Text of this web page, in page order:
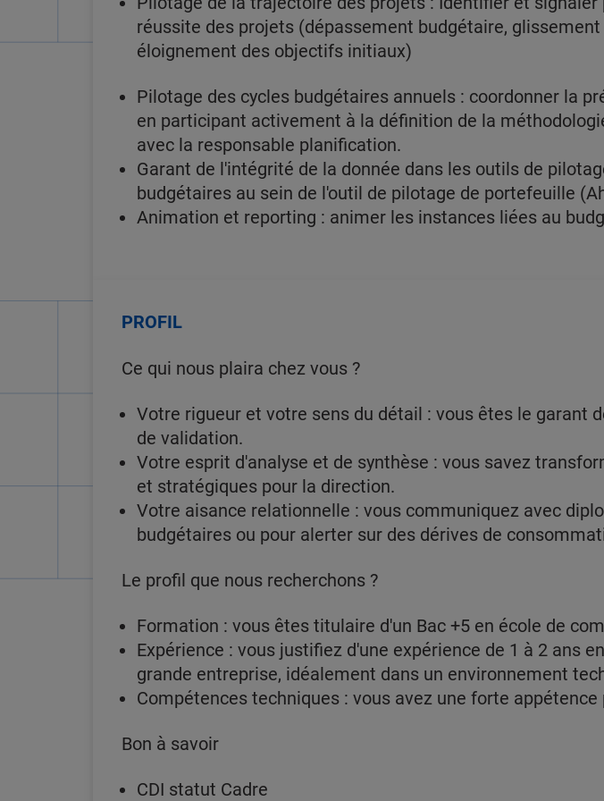
réussite des projets (dépassement budgétaire,
éloignement des objectifs initiaux)
Pilotage des cycles budgétaires annuels : coordonner la
en participant activement à la définition de la
avec la responsable planification.
Garant de l'intégrité de la donnée dans les outils de
budgétaires au sein de l'outil de pilotage de portefeuille
Animation et reporting : animer les instances liées au
PROFIL
Ce qui nous plaira chez vous ?
Votre rigueur et votre sens du détail : vous êtes le
de validation.
Votre esprit d'analyse et de synthèse : vous savez
et stratégiques pour la direction.
Votre aisance relationnelle : vous communiquez avec
budgétaires ou pour alerter sur des dérives de
Le profil que nous recherchons ?
Formation : vous êtes titulaire d'un Bac +5 en école de
Expérience : vous justifiez d'une expérience de 1 à 2 ans
grande entreprise, idéalement dans un environnement
Compétences techniques : vous avez une forte appétence
Bon à savoir
CDI statut Cadre